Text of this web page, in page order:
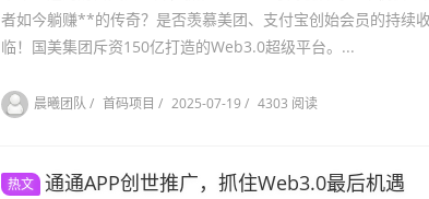
者如今躺赚**的传奇？是否羡慕美团、支付宝创始会员的持续
临！国美集团斥资150亿打造的Web3.0超级平台。...
晨曦团队 / 首码项目 / 2025-07-19 / 4303 阅读
热文 通通APP创世推广，抓住Web3.0最后机遇